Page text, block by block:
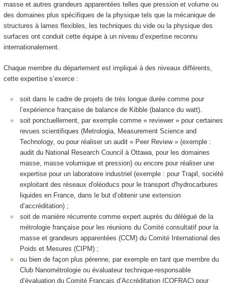
masse et autres grandeurs apparentées telles que pression et volume ou
des domaines plus spécifiques de la physique tels que la mécanique de
structures à lames flexibles, les techniques du vide ou la physique des
surfaces ont conduit cette équipe à un niveau d’expertise reconnu
internationalement.
Chaque membre du département est impliqué à des niveaux différents,
cette expertise s’exerce :
soit dans le cadre de projets de très longue durée comme pour
l’expérience française de balance de Kibble (balance du watt).
soit ponctuellement, par exemple comme « reviewer » pour certaines
revues scientifiques (Metrologia, Measurement Science and
Technology, ou pour réaliser un audit « Peer Review » (exemple :
audit du National Research Council à Ottawa, pour les domaines
masse, masse volumique et pression) ou encore pour réaliser une
expertise pour un laboratoire industriel (exemple : pour Trapil, société
exploitant des réseaux d'oléoducs pour le transport d'hydrocarbures
liquides en France, dans le but d’obtenir une extension
d’accréditation) ;
soit de manière récurrente comme expert auprès du délégué de la
métrologie française pour les réunions du Comité consultatif pour la
masse et grandeurs apparentées (CCM) du Comité International des
Poids et Mesures (CIPM) ;
ou bien de façon plus pérenne, par exemple en tant que membre du
Club Nanométrologie ou évaluateur technique-responsable
d’évaluation du Comité Français d’Accréditation (COFRAC) pour